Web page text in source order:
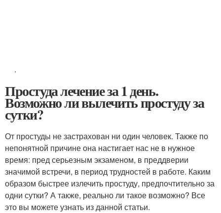
.
Простуда лечение за 1 день.
Возможно ли вылечить простуду за
сутки?
От простуды не застрахован ни один человек. Также по
непонятной причине она настигает нас не в нужное
время: пред серьезным экзаменом, в преддверии
значимой встречи, в период трудностей в работе. Каким
образом быстрее излечить простуду, предпочтительно за
одни сутки? А также, реально ли такое возможно? Все
это вы можете узнать из данной статьи.